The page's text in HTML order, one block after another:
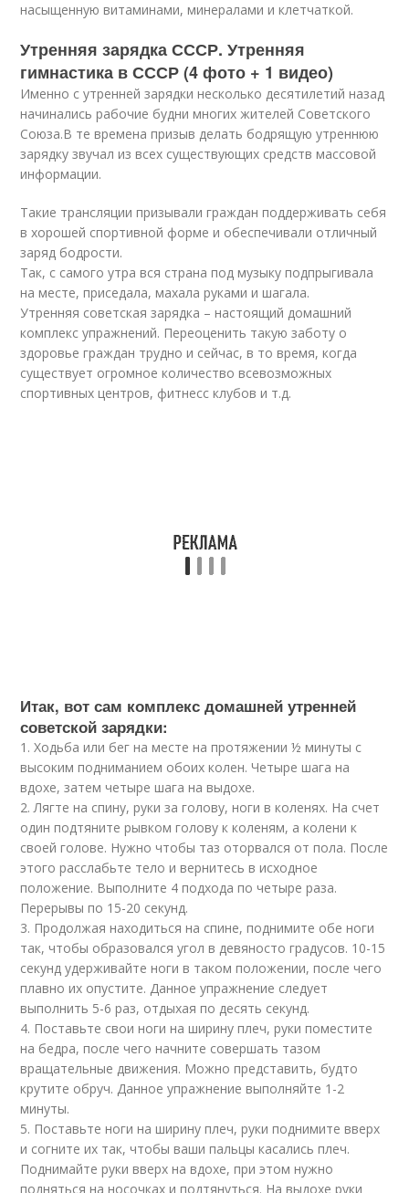
насыщенную витаминами, минералами и клетчаткой.
Утренняя зарядка СССР. Утренняя
гимнастика в СССР (4 фото + 1 видео)
Именно с утренней зарядки несколько десятилетий назад
начинались рабочие будни многих жителей Советского
Союза.В те времена призыв делать бодрящую утреннюю
зарядку звучал из всех существующих средств массовой
информации.
Такие трансляции призывали граждан поддерживать себя
в хорошей спортивной форме и обеспечивали отличный
заряд бодрости.
Так, с самого утра вся страна под музыку подпрыгивала
на месте, приседала, махала руками и шагала.
Утренняя советская зарядка – настоящий домашний
комплекс упражнений. Переоценить такую заботу о
здоровье граждан трудно и сейчас, в то время, когда
существует огромное количество всевозможных
спортивных центров, фитнесс клубов и т.д.
Итак, вот сам комплекс домашней утренней
советской зарядки:
1. Ходьба или бег на месте на протяжении ½ минуты с
высоким подниманием обоих колен. Четыре шага на
вдохе, затем четыре шага на выдохе.
2. Лягте на спину, руки за голову, ноги в коленях. На счет
один подтяните рывком голову к коленям, а колени к
своей голове. Нужно чтобы таз оторвался от пола. После
этого расслабьте тело и вернитесь в исходное
положение. Выполните 4 подхода по четыре раза.
Перерывы по 15-20 секунд.
3. Продолжая находиться на спине, поднимите обе ноги
так, чтобы образовался угол в девяносто градусов. 10-15
секунд удерживайте ноги в таком положении, после чего
плавно их опустите. Данное упражнение следует
выполнить 5-6 раз, отдыхая по десять секунд.
4. Поставьте свои ноги на ширину плеч, руки поместите
на бедра, после чего начните совершать тазом
вращательные движения. Можно представить, будто
крутите обруч. Данное упражнение выполняйте 1-2
минуты.
5. Поставьте ноги на ширину плеч, руки поднимите вверх
и согните их так, чтобы ваши пальцы касались плеч.
Поднимайте руки вверх на вдохе, при этом нужно
подняться на носочках и подтянуться. На выдохе руки